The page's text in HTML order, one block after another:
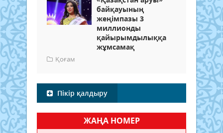
байқауының
жеңімпазы 3
миллионды
қайырымдылыққа
жұмсамақ
Қоғам
Пікір қалдыру
ЖАҢА НОМЕР